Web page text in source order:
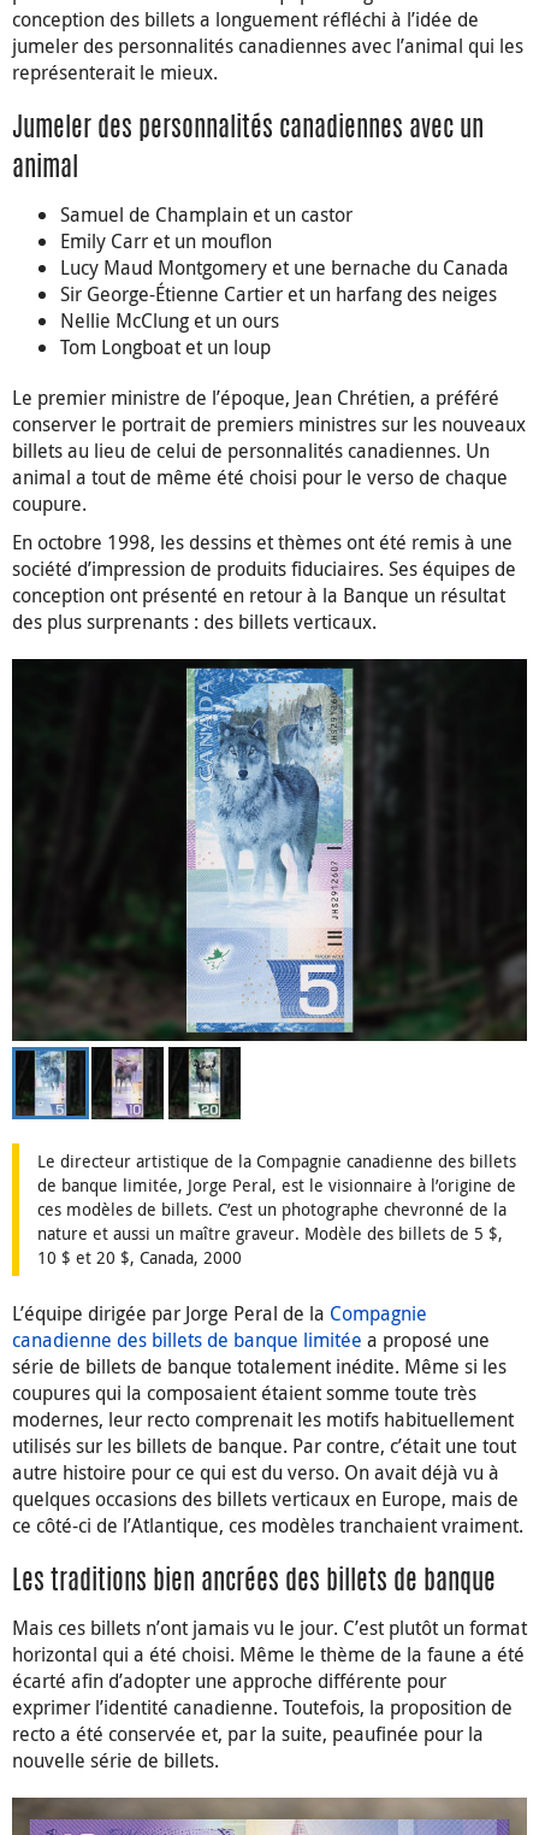
conception des billets a longuement réfléchi à l’idée de
jumeler des personnalités canadiennes avec l’animal qui les
représenterait le mieux.
Jumeler des personnalités canadiennes avec un
animal
Samuel de Champlain et un castor
Emily Carr et un mouflon
Lucy Maud Montgomery et une bernache du Canada
Sir George-Étienne Cartier et un harfang des neiges
Nellie McClung et un ours
Tom Longboat et un loup
Le premier ministre de l’époque, Jean Chrétien, a préféré
conserver le portrait de premiers ministres sur les nouveaux
billets au lieu de celui de personnalités canadiennes. Un
animal a tout de même été choisi pour le verso de chaque
coupure.
En octobre 1998, les dessins et thèmes ont été remis à une
société d’impression de produits fiduciaires. Ses équipes de
conception ont présenté en retour à la Banque un résultat
des plus surprenants : des billets verticaux.
Le directeur artistique de la Compagnie canadienne des billets
de banque limitée, Jorge Peral, est le visionnaire à l’origine de
ces modèles de billets. C’est un photographe chevronné de la
nature et aussi un maître graveur. Modèle des billets de 5 $,
10 $ et 20 $, Canada, 2000
L’équipe dirigée par Jorge Peral de la Compagnie
canadienne des billets de banque limitée a proposé une
série de billets de banque totalement inédite. Même si les
coupures qui la composaient étaient somme toute très
modernes, leur recto comprenait les motifs habituellement
utilisés sur les billets de banque. Par contre, c’était une tout
autre histoire pour ce qui est du verso. On avait déjà vu à
quelques occasions des billets verticaux en Europe, mais de
ce côté-ci de l’Atlantique, ces modèles tranchaient vraiment.
Les traditions bien ancrées des billets de banque
Mais ces billets n’ont jamais vu le jour. C’est plutôt un format
horizontal qui a été choisi. Même le thème de la faune a été
écarté afin d’adopter une approche différente pour
exprimer l’identité canadienne. Toutefois, la proposition de
recto a été conservée et, par la suite, peaufinée pour la
nouvelle série de billets.